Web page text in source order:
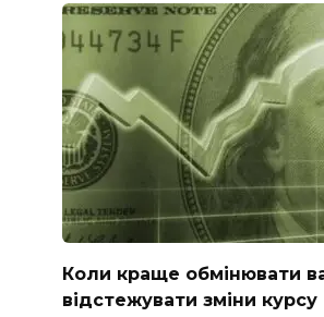
Коли краще обмінювати
відстежувати зміни курсу